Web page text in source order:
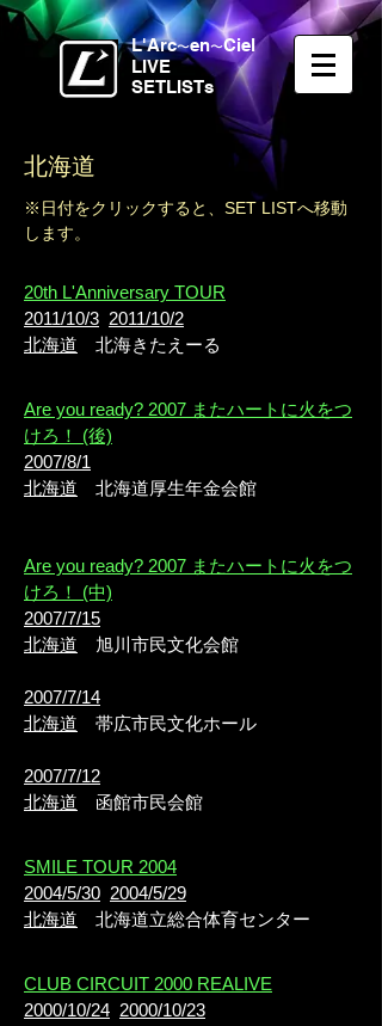
L'Arc〜en〜Ciel
LIVE
SETLISTs
北海道
※日付をクリックすると、SET LISTへ移動
します。
20th L'Anniversary TOUR
2011/10/3 2011/10/2
北海道 北海きたえーる
Are you ready? 2007 またハートに火をつ
けろ！ (後)
2007/8/1
北海道 北海道厚生年金会館
Are you ready? 2007 またハートに火をつ
けろ！ (中)
2007/7/15
北海道 旭川市民文化会館
2007/7/14
北海道 帯広市民文化ホール
2007/7/12
北海道 函館市民会館
SMILE TOUR 2004
2004/5/30 2004/5/29
北海道 北海道立総合体育センター
CLUB CIRCUIT 2000 REALIVE
2000/10/24 2000/10/23